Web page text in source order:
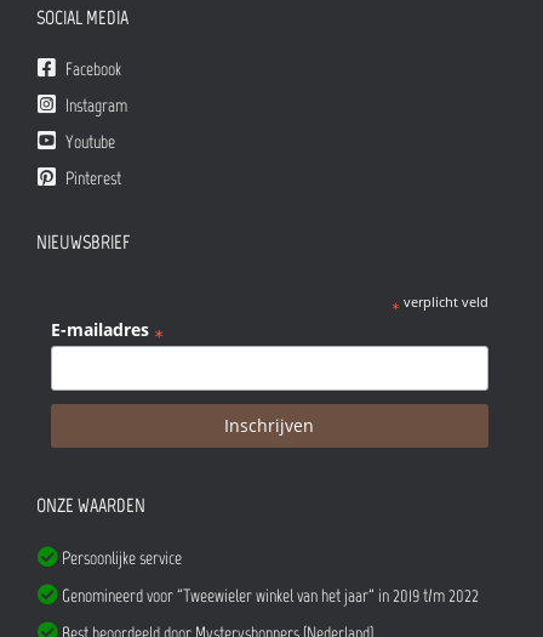
SOCIAL MEDIA
Facebook
Instagram
Youtube
Pinterest
NIEUWSBRIEF
* verplicht veld
E-mailadres *
ONZE WAARDEN
Persoonlijke service
Genomineerd voor "Tweewieler winkel van het jaar" in 2019 t/m 2022